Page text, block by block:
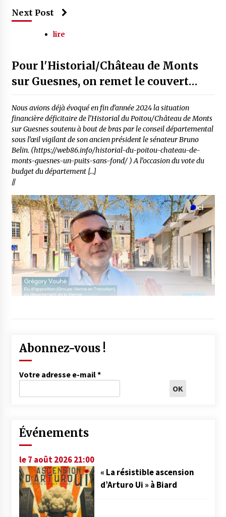
Next Post
lire
Pour l'Historial/Château de Monts
sur Guesnes, on remet le couvert…
Nous avions déjà évoqué en fin d’année 2024 la situation
financière déficitaire de l’Historial du Poitou/Château de Monts
sur Guesnes soutenu à bout de bras par le conseil départemental
sous l’œil vigilant de son ancien président le sénateur Bruno
Belin. (https://web86.info/historial-du-poitou-chateau-de-
monts-guesnes-un-puits-sans-fond/ ) A l’occasion du vote du
budget du département […]
//
Abonnez-vous !
Votre adresse e-mail*
Événements
le 7 août 2026 21:00
« La résistible ascension
d’Arturo Ui » à Biard